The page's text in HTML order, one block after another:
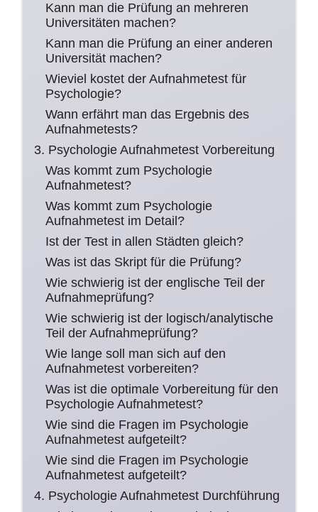
Kann man die Prüfung an mehreren
Universitäten machen?
Kann man die Prüfung an einer anderen
Universität machen?
Wieviel kostet der Aufnahmetest für
Psychologie?
Wann erfährt man das Ergebnis des
Aufnahmetests?
3. Psychologie Aufnahmetest Vorbereitung
Was kommt zum Psychologie
Aufnahmetest?
Was kommt zum Psychologie
Aufnahmetest im Detail?
Ist der Test in allen Städten gleich?
Was ist das Skript für die Prüfung?
Wie schwierig ist der englische Teil der
Aufnahmeprüfung?
Wie schwierig ist der logisch/analytische
Teil der Aufnahmeprüfung?
Wie lange soll man sich auf den
Aufnahmetest vorbereiten?
Was ist die optimale Vorbereitung für den
Psychologie Aufnahmetest?
Wie sind die Fragen im Psychologie
Aufnahmetest aufgeteilt?
Wie sind die Fragen im Psychologie
Aufnahmetest aufgeteilt?
4. Psychologie Aufnahmetest Durchführung